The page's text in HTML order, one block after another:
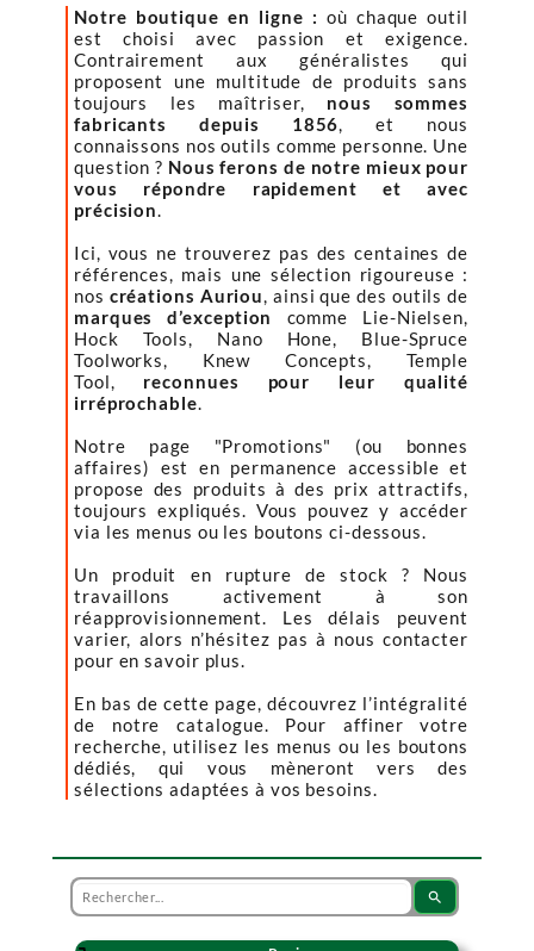
Notre boutique en ligne : où chaque outil
est choisi avec passion et exigence.
Contrairement aux généralistes qui
proposent une multitude de produits sans
toujours les maîtriser, nous sommes
fabricants depuis 1856, et nous
connaissons nos outils comme personne. Une
question ? Nous ferons de notre mieux pour
vous répondre rapidement et avec
précision.
Ici, vous ne trouverez pas des centaines de
références, mais une sélection rigoureuse :
nos créations Auriou, ainsi que des outils de
marques d’exception
comme Lie-Nielsen,
Hock Tools, Nano Hone, Blue-Spruce
Toolworks, Knew Concepts, Temple
Tool, reconnues pour leur qualité
irréprochable.
Notre page "Promotions" (ou bonnes
affaires) est en permanence accessible et
propose des produits à des prix attractifs,
toujours expliqués. Vous pouvez y accéder
via les menus ou les boutons ci-dessous.
Un produit en rupture de stock ? Nous
travaillons activement à son
réapprovisionnement. Les délais peuvent
varier, alors n’hésitez pas à nous contacter
pour en savoir plus.
En bas de cette page, découvrez l’intégralité
de notre catalogue. Pour affiner votre
recherche, utilisez les menus ou les boutons
dédiés, qui vous mèneront vers des
sélections adaptées à vos besoins.
search